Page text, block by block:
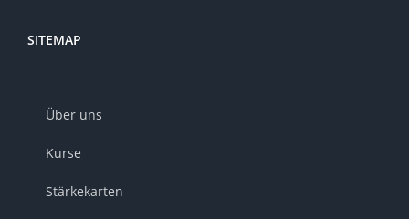
SITEMAP
Über uns
Kurse
Stärkekarten